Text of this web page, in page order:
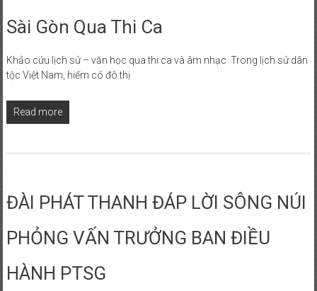
Sài Gòn Qua Thi Ca
Khảo cứu lịch sử – văn học qua thi ca và âm nhạc Trong lịch sử dân
tộc Việt Nam, hiếm có đô thị
Read more
ĐÀI PHÁT THANH ĐÁP LỜI SÔNG NÚI
PHỎNG VẤN TRƯỞNG BAN ĐIỀU
HÀNH PTSG